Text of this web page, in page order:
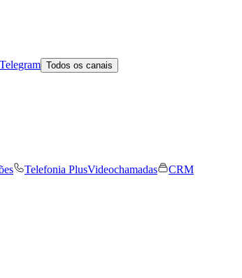
Telegram Todos os canais
Telefonia PlusVideochamadas
CRM